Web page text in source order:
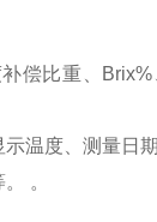
偿比重、
温度、测量日
。